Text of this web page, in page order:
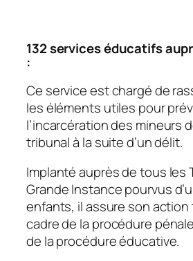
132 services éducatifs
:
Ce service est chargé de
les éléments utiles pour
l’incarcération des mineurs
tribunal à la suite d’un délit.
Implanté auprès de tous les
Grande Instance pourvus
enfants, il assure son action
cadre de la procédure
de la procédure éducative.